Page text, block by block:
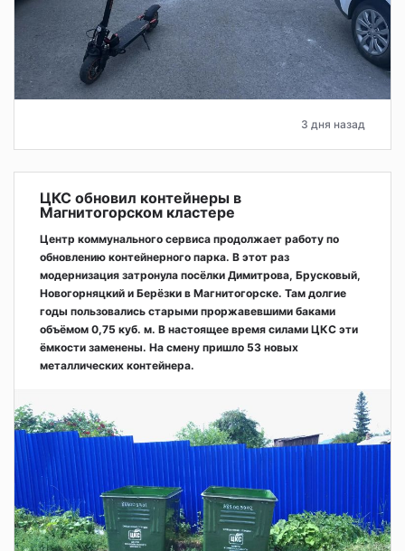
3 дня назад
ЦКС обновил контейнеры в
Магнитогорском кластере
Центр коммунального сервиса продолжает работу по
обновлению контейнерного парка. В этот раз
модернизация затронула посёлки Димитрова, Брусковый,
Новогорняцкий и Берёзки в Магнитогорске. Там долгие
годы пользовались старыми проржавевшими баками
объёмом 0,75 куб. м. В настоящее время силами ЦКС эти
ёмкости заменены. На смену пришло 53 новых
металлических контейнера.